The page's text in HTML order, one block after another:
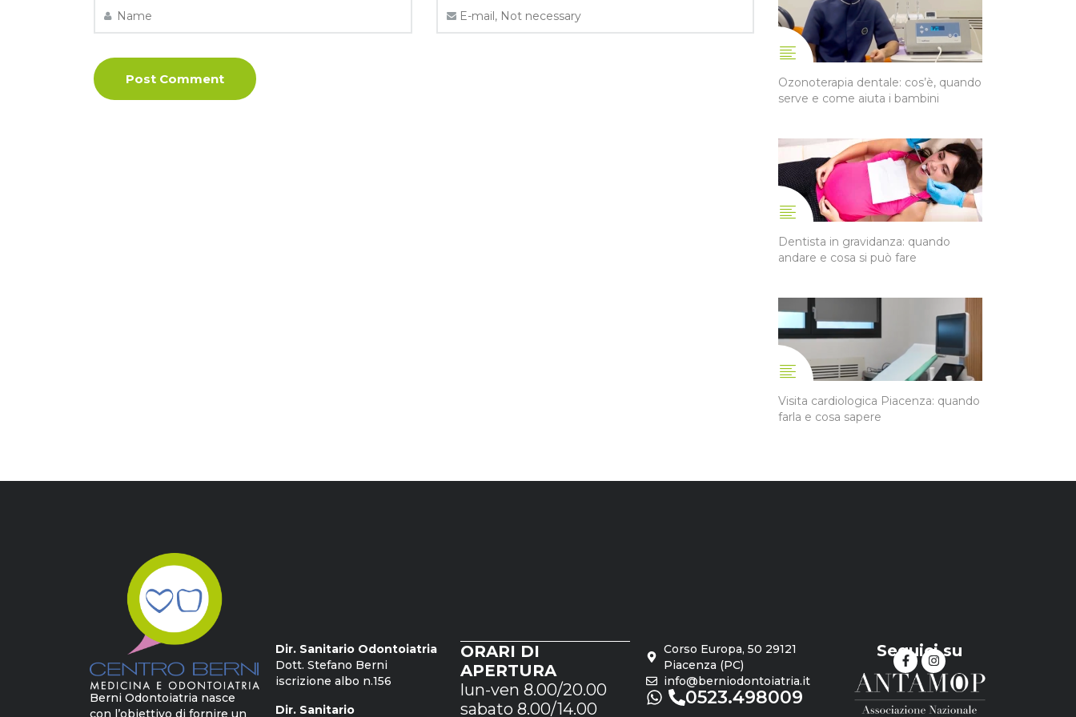
Ozonoterapia dentale: cos’è, quando
serve e come aiuta i bambini
Dentista in gravidanza: quando
andare e cosa si può fare
Visita cardiologica Piacenza: quando
farla e cosa sapere
Berni Odontoiatria nasce
con l’obiettivo di fornire un
Dir. Sanitario Odontoiatria
Dott. Stefano Berni
iscrizione albo n.156
Dir. Sanitario
ORARI DI
APERTURA
lun-ven 8.00/20.00
sabato 8.00/14.00
Corso Europa, 50 29121
Piacenza (PC)
info@berniodontoiatria.it
0523.498009
Seguici su